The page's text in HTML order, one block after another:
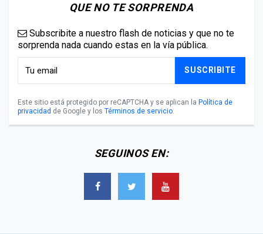
QUE NO TE SORPRENDA
Subscribite a nuestro flash de noticias y que no te
sorprenda nada cuando estas en la vía pública.
SUSCRIBITE
Este sitio está protegido por reCAPTCHA y se aplican la Política de
privacidad de Google y los Términos de servicio.
SEGUINOS EN: